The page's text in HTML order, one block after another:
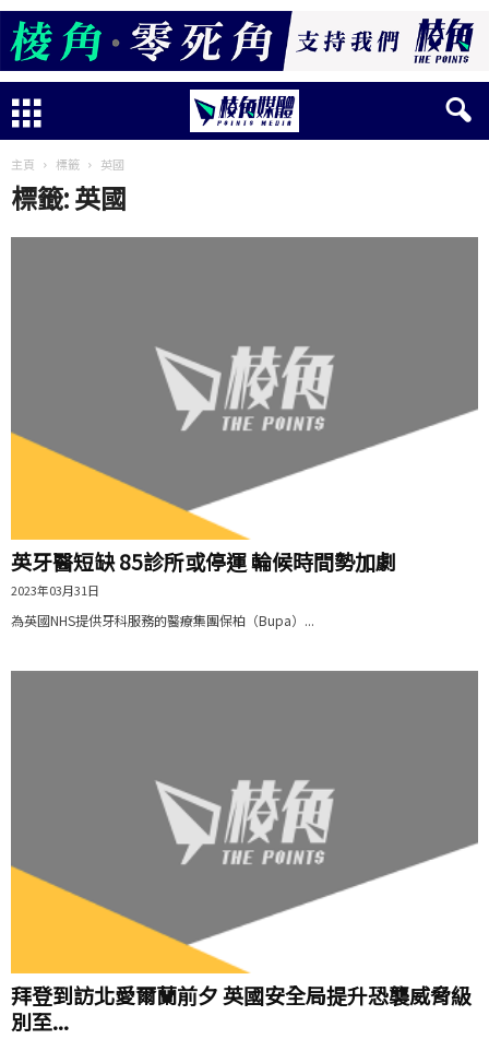
主頁 標籤 英國
標籤: 英國
英牙醫短缺 85診所或停運 輪候時間勢加劇
2023年03月31日
為英國NHS提供牙科服務的醫療集團保柏（Bupa）...
拜登到訪北愛爾蘭前夕 英國安全局提升恐襲威脅級
別至...